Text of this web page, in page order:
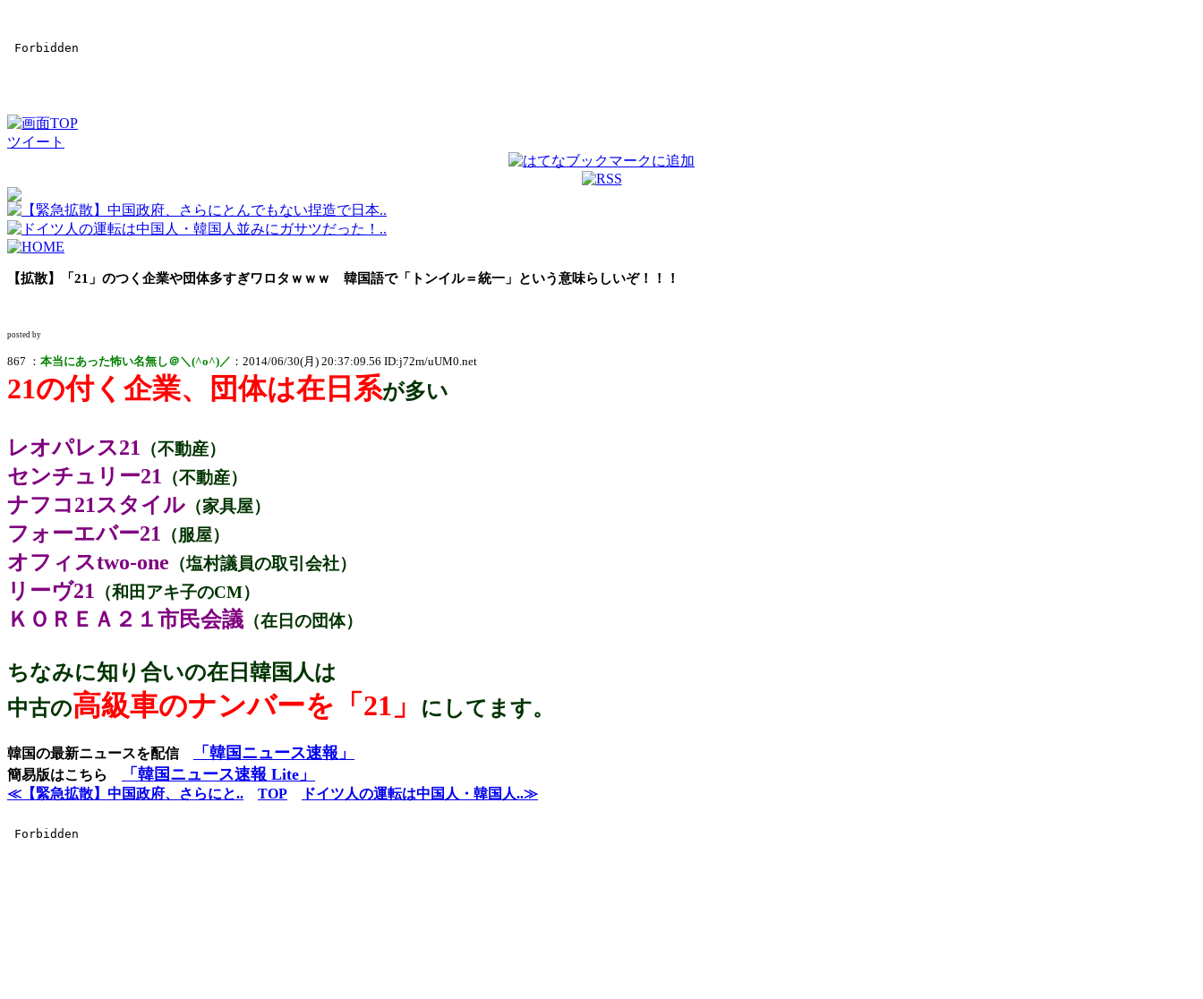
ツイート
【拡散】「21」のつく企業や団体多すぎワロタｗｗｗ 韓国語で「トンイル＝統一」という意味らしいぞ！！！
posted by
867 ： 本当にあった怖い名無し＠＼(^o^)／ ：2014/06/30(月) 20:37:09.56 ID:j72m/uUM0.net
21の付く企業、団体は在日系が多い
レオパレス21 （不動産）
センチュリー21 （不動産）
ナフコ21スタイル （家具屋）
フォーエバー21 （服屋）
オフィスtwo-one （塩村議員の取引会社）
リーヴ21 （和田アキ子のCM）
ＫＯＲＥＡ２１市民会議 （在日の団体）
ちなみに知り合いの在日韓国人は
中古の高級車のナンバーを「21」 にしてます。
韓国の最新ニュースを配信 「韓国ニュース速報」
簡易版はこちら 「韓国ニュース速報 Lite」
≪【緊急拡散】中国政府、さらにと.. TOP ドイツ人の運転は中国人・韓国人..≫